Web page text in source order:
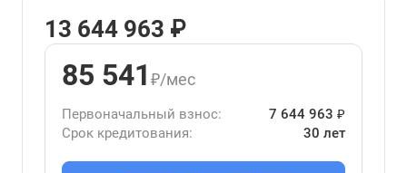
13 644 963 ₽
85 541 ₽/мес
Первоначальный взнос:
7 644 963 ₽
Срок кредитования:
30 лет